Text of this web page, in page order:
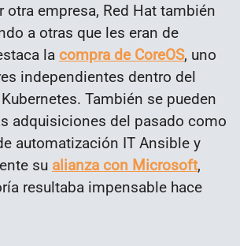
otra empresa, Red Hat también
a otras que les eran de
la compra de CoreOS, uno
independientes dentro del
También se pueden
adquisiciones del pasado como
automatización IT Ansible y
su alianza con Microsoft,
resultaba impensable hace